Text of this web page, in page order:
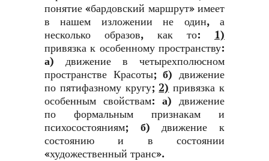
понятие «бардовский маршрут» имеет
в нашем изложении не один, а
несколько образов, как то: 1)
привязка к особенному пространству:
а) движение в четырехполюсном
пространстве Красоты;б) движение
по пятифазному кругу;2) привязка к
особенным свойствам: а) движение
по формальным признакам и
психосостояниям; б) движение к
состоянию и в состоянии
«художественный транс».